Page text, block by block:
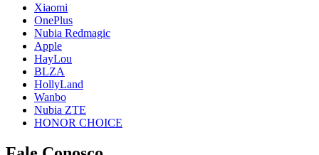
Xiaomi
OnePlus
Nubia Redmagic
Apple
HayLou
BLZA
HollyLand
Wanbo
Nubia ZTE
HONOR CHOICE